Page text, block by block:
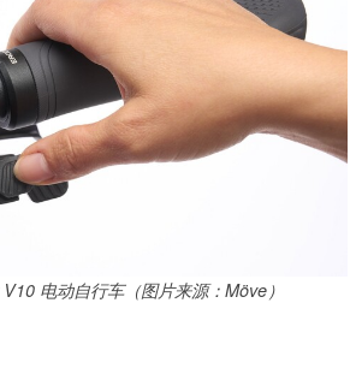
电动自行车（图片来源：Möve）